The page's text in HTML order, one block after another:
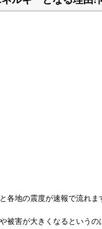
各地の震度が速報で流れま
被害が大きくなるというの